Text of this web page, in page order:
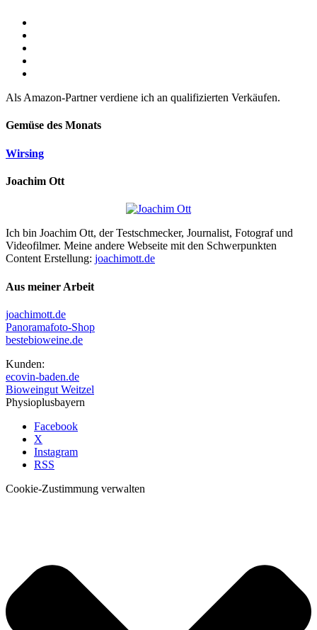
Als Amazon-Partner verdiene ich an qualifizierten Verkäufen.
Gemüse des Monats
Wirsing
Joachim Ott
Ich bin Joachim Ott, der Testschmecker, Journalist, Fotograf und
Videofilmer. Meine andere Webseite mit den Schwerpunkten
Content Erstellung: joachimott.de
Aus meiner Arbeit
joachimott.de
Panoramafoto-Shop
bestebioweine.de
Kunden:
ecovin-baden.de
Bioweingut Weitzel
Physioplusbayern
Facebook
X
Instagram
RSS
Cookie-Zustimmung verwalten